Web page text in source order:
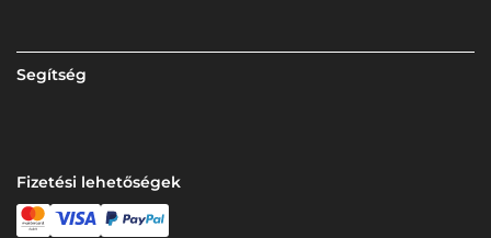
Segítség
Fizetési lehetőségek